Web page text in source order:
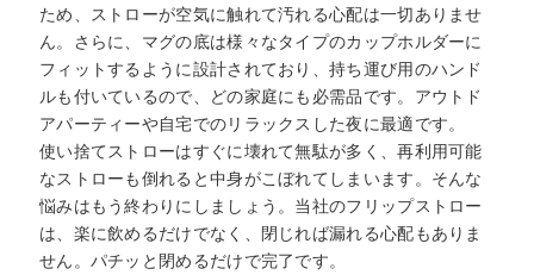
ため、ストローが空気に触れて汚れる心配は一切ありませ
ん。さらに、マグの底は様々なタイプのカップホルダーに
フィットするように設計されており、持ち運び用のハンド
ルも付いているので、どの家庭にも必需品です。アウトド
アパーティーや自宅でのリラックスした夜に最適です。
使い捨てストローはすぐに壊れて無駄が多く、再利用可能
なストローも倒れると中身がこぼれてしまいます。そんな
悩みはもう終わりにしましょう。当社のフリップストロー
は、楽に飲めるだけでなく、閉じれば漏れる心配もありま
せん。パチッと閉めるだけで完了です。